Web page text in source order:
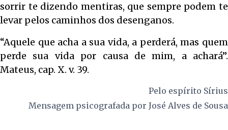
sorrir te dizendo mentiras, que sempre podem te
levar pelos caminhos dos desenganos.
“Aquele que acha a sua vida, a perderá, mas quem
perde sua vida por causa de mim, a achará”.
Mateus, cap. X. v. 39.
Pelo espírito Sírius
Mensagem psicografada por José Alves de Sousa